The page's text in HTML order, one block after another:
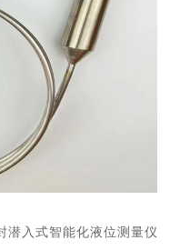
潜入式智能化液位测量仪